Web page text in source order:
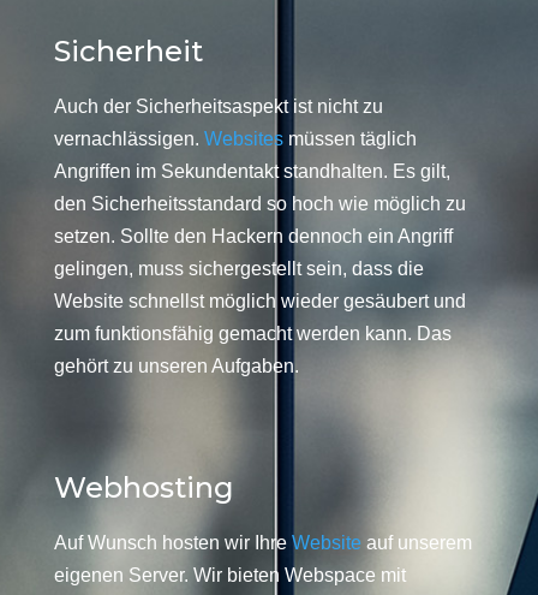
Sicherheit
Auch der Sicherheitsaspekt ist nicht zu
vernachlässigen. Websitesmüssen täglich
Angriffen im Sekundentakt standhalten. Es gilt,
den Sicherheitsstandard so hoch wie möglich zu
setzen. Sollte den Hackern dennoch ein Angriff
gelingen, muss sichergestellt sein, dass die
Website schnellst möglich wieder gesäubert und
zum funktionsfähig gemacht werden kann. Das
gehört zu unseren Aufgaben.
Webhosting
Auf Wunsch hosten wir Ihre Website auf unserem
eigenen Server. Wir bieten Webspace mit